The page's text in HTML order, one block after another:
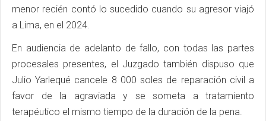
menor recién contó lo sucedido cuando su agresor viajó
a Lima, en el 2024.
En audiencia de adelanto de fallo, con todas las partes
procesales presentes, el Juzgado también dispuso que
Julio Yarlequé cancele 8 000 soles de reparación civil a
favor de la agraviada y se someta a tratamiento
terapéutico el mismo tiempo de la duración de la pena.